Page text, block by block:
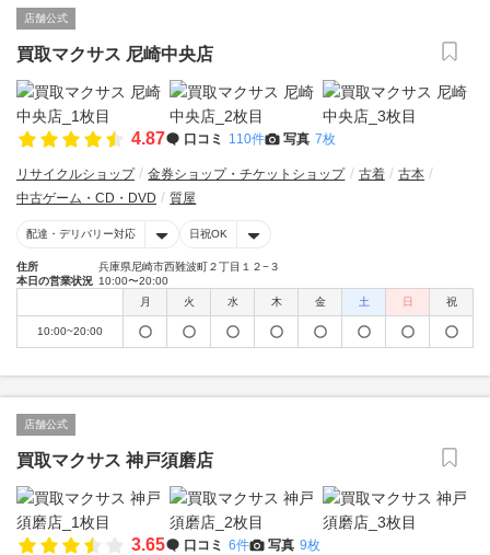
店舗公式
買取マクサス 尼崎中央店
4.87 口コミ 110件 写真 7枚
リサイクルショップ 金券ショップ・チケットショップ 古着
古本
中古ゲーム・CD・DVD
質屋
配達・デリバリー対応 日祝OK
住所
兵庫県尼崎市西難波町２丁目１２−３
本日の営業状況 10:00〜20:00
月
火 水 木 金 土 日 祝
10:00~20:00
店舗公式
買取マクサス 神戸須磨店
3.65 口コミ 6件 写真 9枚